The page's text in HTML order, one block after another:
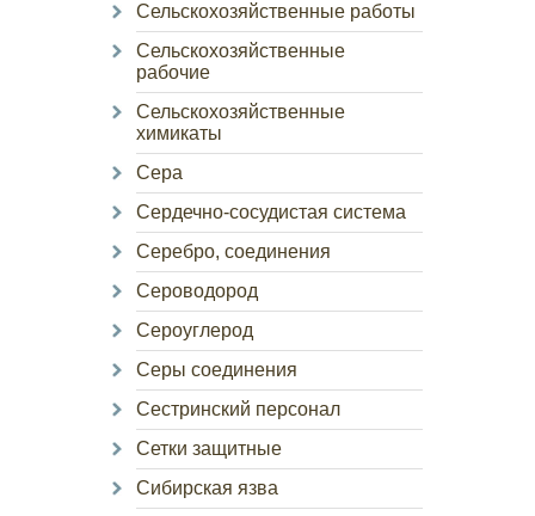
Сельскохозяйственные работы
Сельскохозяйственные
рабочие
Сельскохозяйственные
химикаты
Сера
Сердечно-сосудистая система
Серебро, соединения
Сероводород
Сероуглерод
Серы соединения
Сестринский персонал
Сетки защитные
Сибирская язва